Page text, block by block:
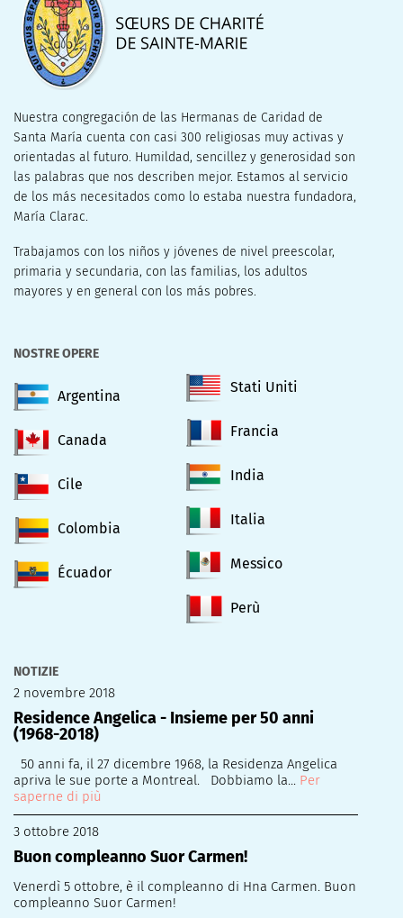
Nuestra congregación de las Hermanas de Caridad de
Santa María cuenta con casi 300 religiosas muy activas y
orientadas al futuro. Humildad, sencillez y generosidad son
las palabras que nos describen mejor. Estamos al servicio
de los más necesitados como lo estaba nuestra fundadora,
María Clarac.
Trabajamos con los niños y jóvenes de nivel preescolar,
primaria y secundaria, con las familias, los adultos
mayores y en general con los más pobres.
NOSTRE OPERE
Argentina
Canada
Cile
Colombia
Écuador
Stati Uniti
Francia
India
Italia
Messico
Perù
NOTIZIE
2 novembre 2018
Residence Angelica - Insieme per 50 anni
(1968-2018)
50 anni fa, il 27 dicembre 1968, la Residenza Angelica
apriva le sue porte a Montreal. Dobbiamo la... Per
saperne di più
3 ottobre 2018
Buon compleanno Suor Carmen!
Venerdì 5 ottobre, è il compleanno di Hna Carmen. Buon
compleanno Suor Carmen!